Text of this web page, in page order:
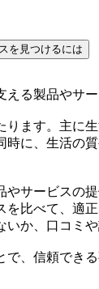
を見つけるには
る製品やサ
ります。主に
に、生活の
サービスの
を比べて、適
か、口コミ
、信頼でき